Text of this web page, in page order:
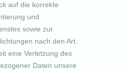
auf die korrekte
und
sowie zur
nach den Art.
eine Verletzung des
Daten unsere